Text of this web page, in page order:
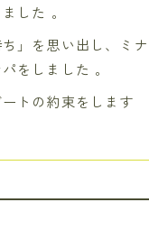
した 。
」を思い出し、ミナ
をしました 。
トの約束をします